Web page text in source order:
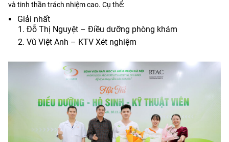
và tinh thần trách nhiệm cao. Cụ thể:
Giải nhất
Đỗ Thị Nguyệt – Điều dưỡng phòng khám
Vũ Việt Anh – KTV Xét nghiệm️